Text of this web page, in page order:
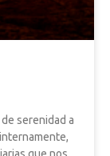
serenidad a